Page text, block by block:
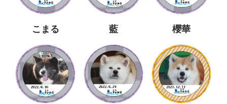
こまる 藍 櫻華